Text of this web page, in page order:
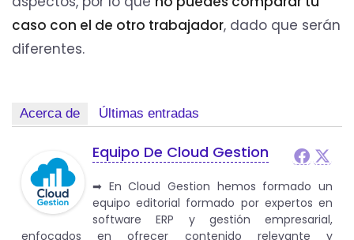
caso con el de otro trabajador, dado que serán
diferentes.
Acerca de Últimas entradas
Equipo De Cloud Gestion
➡︎ En Cloud Gestion hemos formado un
equipo editorial formado por expertos en
software ERP y gestión empresarial,
enfocados en ofrecer contenido relevante y